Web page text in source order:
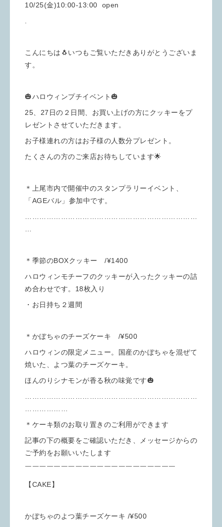
10/25(金)10:00-13:00 open
こんにちは🐧いつもご覧いただきありがとうございま
す。
🎃ハロウィンプチイベント🎃
25、27日の２日間、お買い上げの方にクッキーをプ
レゼントさせていただきます。
お子様連れの方はお子様の人数分プレゼント。
たくさんの方のご来店お待ちしています🌟
＊上尾市内で開催中のスタンプラリーイベント、
「AGEバル」参加中です。
＊季節のBOXクッキー /¥1400
ハロウィンモチーフのクッキーが入ったクッキーの詰
め合わせです。18枚入り
・お日持ち２週間
＊かぼちゃのチーズケーキ /¥500
ハロウィンの限定メニュー。国産のかぼちゃを混ぜて
焼いた、よつ葉のチーズケーキ。
ほんのりシナモンが香る秋の味覚です🎃
＊ケーキ類のお取り置きのご利用ができます
記事の下の概要をご確認いただき、メッセージからの
ご予約をお願いいたします
￣￣￣￣￣￣￣￣￣￣￣￣￣￣￣￣￣￣￣￣￣
【CAKE】
かぼちゃのよつ葉チーズケーキ /¥500